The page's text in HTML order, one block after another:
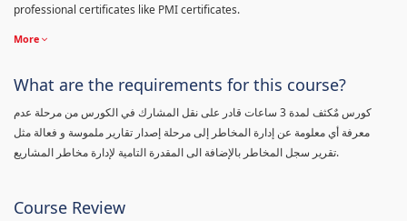
professional certificates like PMI certificates.
More
What are the requirements for this course?
كورس مٌكثف لمدة 3 ساعات قادر على نقل المشارك في الكورس من مرحلة عدم
معرفة أي معلومة عن إدارة المخاطر إلى مرحلة إصدار تقارير ملموسة و فعالة مثل
تقرير سجل المخاطر بالإضافة الى المقدرة التامية لإدارة مخاطر المشاريع.
Course Review